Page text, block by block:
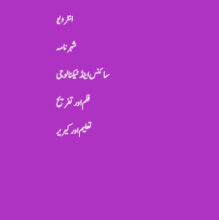
انٹرویو
شہرنامہ
سائنس اینڈ ٹیکنالوجی
فلم اور تفریح
تعلیم اور کیریر